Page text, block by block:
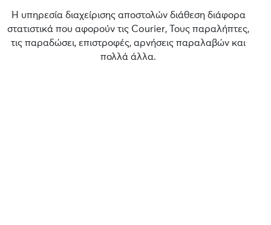
Η υπηρεσία διαχείρισης αποστολών διάθεση διάφορα
στατιστικά που αφορούν τις Courier, Τους παραλήπτες,
τις παραδώσει, επιστροφές, αρνήσεις παραλαβών και
πολλά άλλα.